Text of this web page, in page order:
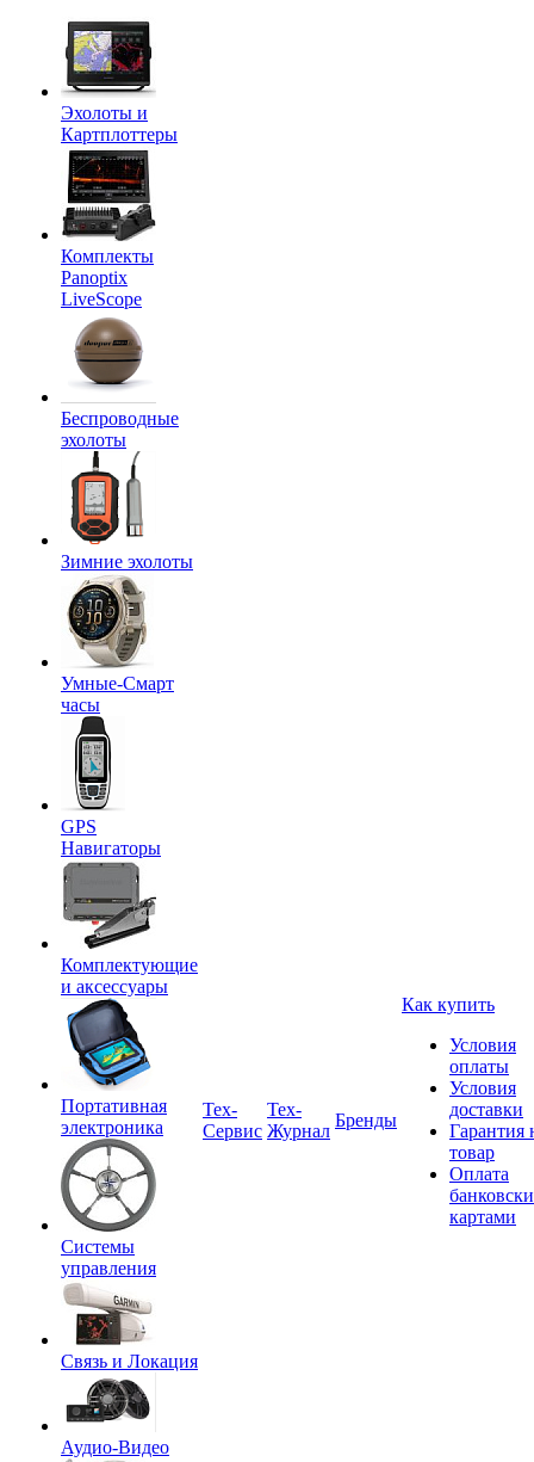
Эхолоты и
Картплоттеры
Комплекты
Panoptix
LiveScope
Беспроводные
эхолоты
Зимние эхолоты
Умные-Смарт
часы
GPS
Навигаторы
Комплектующие
и аксессуары
Портативная
электроника
Системы
управления
Связь и Локация
Аудио-Видео
Tex-
Сервис
Тех-
Журнал
Бренды
Как купить
Условия
оплаты
Условия
доставки
Гарантия
товар
Оплата
картами